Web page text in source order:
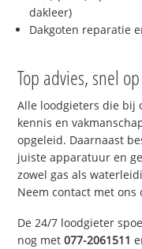
dakleer)
Dakgoten reparatie
Top advies, snel
Alle loodgieters die bij
kennis en
opgeleid. Daarnaast
juiste apparatuur en
zowel gas als
Neem contact met
De 24/7 loodgieter
nog met077-2061511